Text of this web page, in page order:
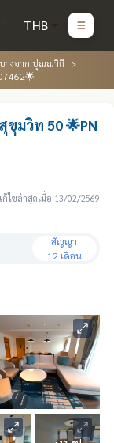
THB
างจาก ปุณณวิถี
มวิท 50 🌟PN
ก้ไขล่าสุดเมื่อ 13/02/2569
สัญญา
12 เดือน